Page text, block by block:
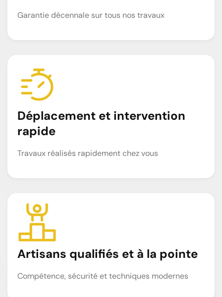
Garantie décennale sur tous nos travaux
Déplacement et intervention
rapide
Travaux réalisés rapidement chez vous
Artisans qualifiés et à la pointe
Compétence, sécurité et techniques modernes